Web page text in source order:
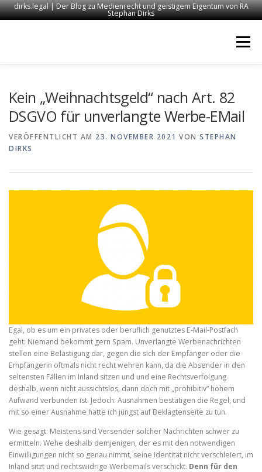
dirks.legal | Der Blog zu Medienrecht und geistigem Eigentum von RA
Stephan Dirks
Menü
Kein „Weihnachtsgeld“ nach Art. 82
DSGVO für unverlangte Werbe-EMail
VERÖFFENTLICHT AM 23. NOVEMBER 2021 VON STEPHAN
DIRKS
Egal, ob es um ein privates oder beruflich genutztes E-Mail-Postfach
geht: Niemand bekommt gern Spam. Unverlangte Werbenachrichten
stellen eine Belästigung dar, gegen die sich der Empfänger oder die
Empfängerin oftmals nicht recht wehren kann, da die Absender in den
seltensten Fällen im Inland sitzen und und eine Rechtsverfolgung
deshalb, wenn nicht aussichtslos, dann doch mit „prohibitiv“ hohem
Aufwand verbunden ist. Jedoch: Ausnahmen bestätigen die Regel, und
mit so einer Ausnahme hatte ich jüngst auf Beklagtenseite zu tun.
Wie gesagt: Meistens sind Versender solcher Nachrichten schwer zu
ermitteln. Wehe deshalb demjenigen, der es mit den notwendigen
Einwilligungen nicht so genau nimmt, seine Identität nicht verschleiert, im
Inland sitzt und rechtswidrige Werbemails verschickt. Denn für den